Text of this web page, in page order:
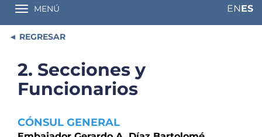
Toggle navigation
MENÚ ENES
REGRESAR
2. Secciones y
Funcionarios
CÓNSUL GENERAL